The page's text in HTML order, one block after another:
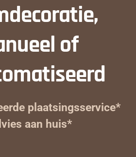
of
plaatsingsservice*
aan huis*